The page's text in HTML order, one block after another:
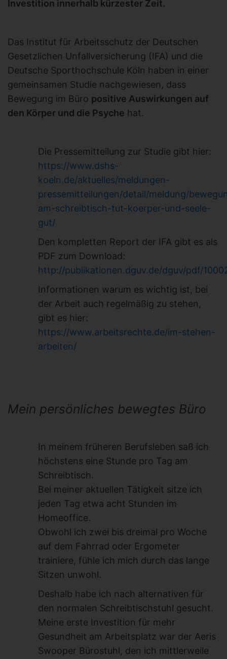
Investition innerhalb kürzester Zeit.
Das Institut für Arbeitsschutz der Deutschen
Gesetzlichen Unfallversicherung (IFA) und die
Deutsche Sporthochschule Köln haben in einer
gemeinsamen Studie nachgewiesen, dass
Bewegung im Büro positive Auswirkungen auf
den Körper und die Psyche hat.
Die Pressemitteilung zur Studie gibt hier:
https://www.dshs-
koeln.de/aktuelles/meldungen-
pressemitteilungen/detail/meldung/
am-schreibtisch-tut-koerper-und-seele-
gut/
Den kompletten Report der IFA gibt es als
PDF zum Download:
http://publikationen.dguv.de/dguv/pdf/
Informationen warum es wichtig ist, bei
der Arbeit auch regelmäßig zu stehen,
gibt es hier:
https://www.arbeitsrechte.de/im-stehen-
arbeiten/
Mein persönliches bewegtes Büro
In meinem früheren Berufsleben saß ich
höchstens eine Stunde pro Tag am
Schreibtisch.
Bei meiner aktuellen Tätigkeit sitze ich
jeden Tag etwa acht Stunden im
Homeoffice.
Obwohl ich zwei bis dreimal pro Woche
auf dem Fahrrad oder Ergometer
trainiere, fühle ich mich durch das lange
Sitzen unwohl.
Deshalb habe ich nach alternativen für
den normalen Schreibtischstuhl gesucht.
Meine erste Investition für mehr
Gesundheit am Arbeitsplatz war der Aeris
Swooper Bürostuhl, den ich mittlerweile